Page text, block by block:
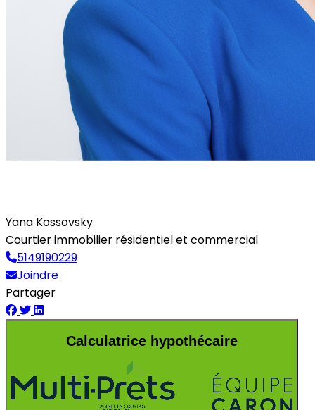
Yana Kossovsky
Courtier immobilier résidentiel et commercial
5149190229
Joindre
Partager
Calculatrice hypothécaire